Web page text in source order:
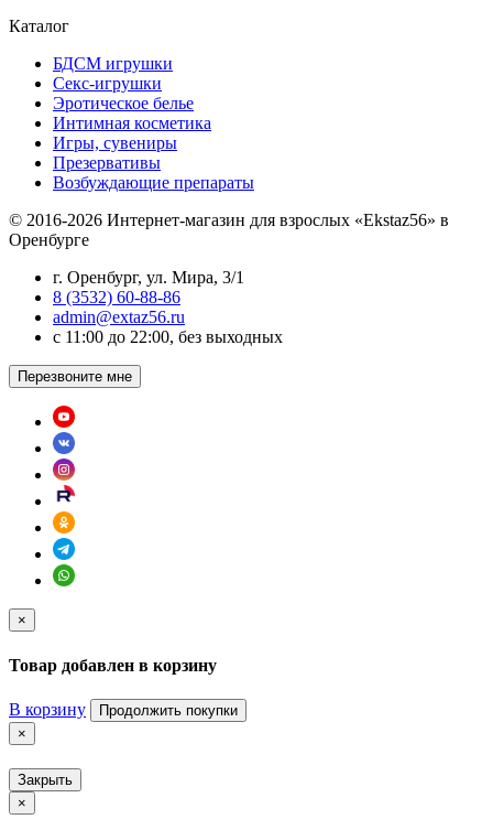
Каталог
БДСМ игрушки
Секс-игрушки
Эротическое белье
Интимная косметика
Игры, сувениры
Презервативы
Возбуждающие препараты
© 2016-2026 Интернет-магазин для взрослых «Ekstaz56» в
Оренбурге
г. Оренбург, ул. Мира, 3/1
8 (3532) 60-88-86
admin@extaz56.ru
c 11:00 до 22:00, без выходных
Перезвоните мне
×
Товар добавлен в корзину
В корзину
Продолжить покупки
×
Закрыть
×